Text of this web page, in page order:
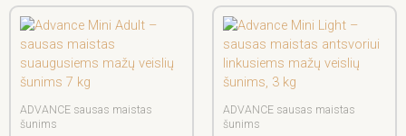
ADVANCE sausas maistas
šunims
ADVANCE sausas maistas
šunims